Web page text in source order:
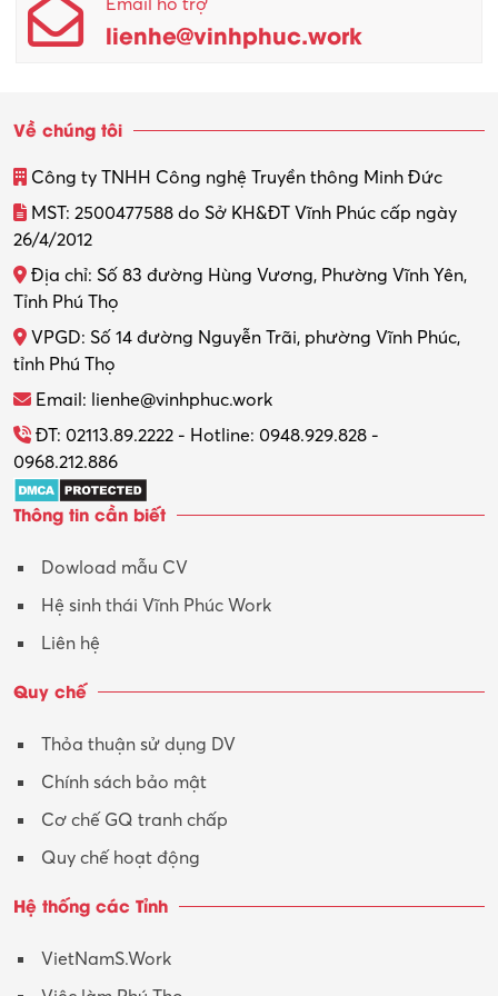
Quản lý sản xuất
Quản trị kinh doanh
Thiết kế nội thất
Thợ máy – Ô tô – Xe máy
Thực tập
Tổ chức sự kiện – Quà tặng
Trợ lý
Tư vấn
Tư vấn – Kiến trúc
Y tế-Dược
Email hỗ trợ
lienhe@vinhphuc.work
Về chúng tôi
Công ty TNHH Công nghệ Truyền thông Minh Đức
MST: 2500477588 do Sở KH&ĐT Vĩnh Phúc cấp ngày
26/4/2012
Địa chỉ: Số 83 đường Hùng Vương, Phường Vĩnh Yên,
Tỉnh Phú Thọ
VPGD: Số 14 đường Nguyễn Trãi, phường Vĩnh Phúc,
tỉnh Phú Thọ
Email: lienhe@vinhphuc.work
ĐT: 02113.89.2222 - Hotline: 0948.929.828 -
0968.212.886
Thông tin cần biết
Dowload mẫu CV
Hệ sinh thái Vĩnh Phúc Work
Liên hệ
Quy chế
Thỏa thuận sử dụng DV
Chính sách bảo mật
Cơ chế GQ tranh chấp
Quy chế hoạt động
Hệ thống các Tỉnh
VietNamS.Work